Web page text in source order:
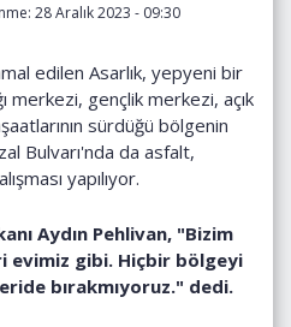
28 Aralık 2023 - 09:30
edilen Asarlık, yepyeni bir
merkezi, gençlik merkezi, açık
sürdüğü bölgenin
Bulvarı'nda da asfalt,
yapılıyor.
Aydın Pehlivan, "Bizim
evimiz gibi. Hiçbir bölgeyi
bırakmıyoruz." dedi.